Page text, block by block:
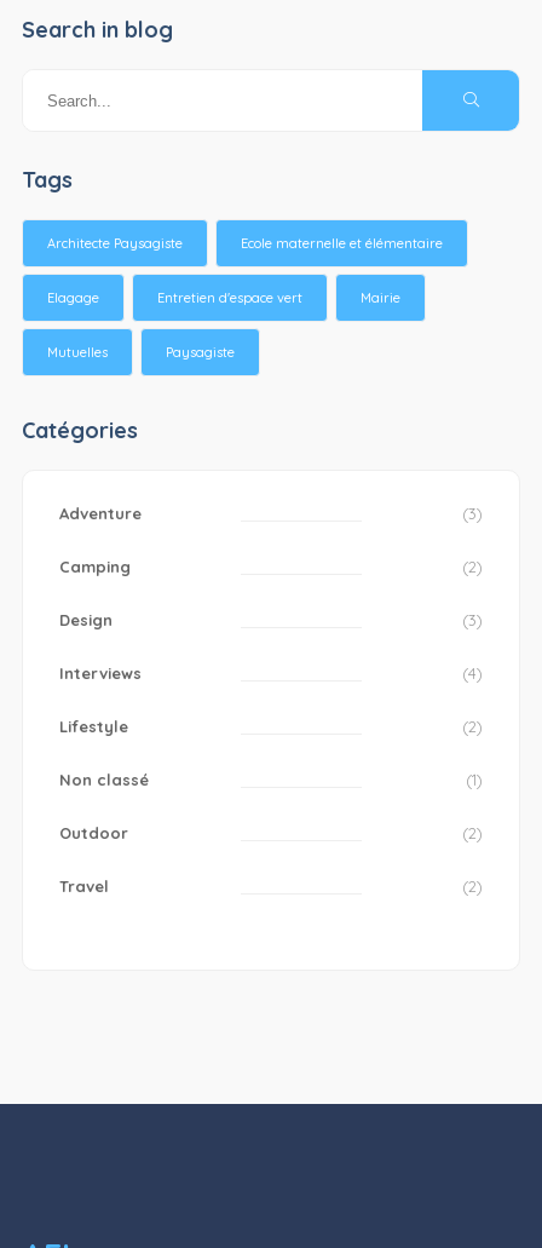
Search in blog
Tags
Architecte Paysagiste Ecole maternelle et élémentaire
Elagage Entretien d'espace vert Mairie
Mutuelles Paysagiste
Catégories
Adventure (3)
Camping (2)
Design (3)
Interviews (4)
Lifestyle (2)
Non classé (1)
Outdoor (2)
Travel (2)